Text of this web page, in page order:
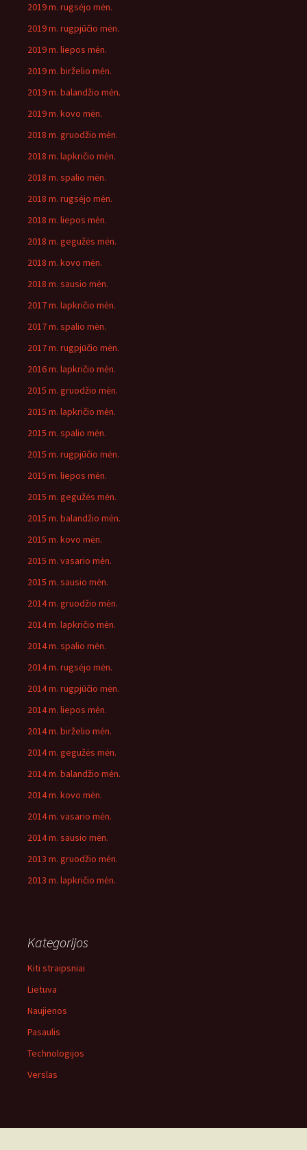
2019 m. rugsėjo mėn.
2019 m. rugpjūčio mėn.
2019 m. liepos mėn.
2019 m. birželio mėn.
2019 m. balandžio mėn.
2019 m. kovo mėn.
2018 m. gruodžio mėn.
2018 m. lapkričio mėn.
2018 m. spalio mėn.
2018 m. rugsėjo mėn.
2018 m. liepos mėn.
2018 m. gegužės mėn.
2018 m. kovo mėn.
2018 m. sausio mėn.
2017 m. lapkričio mėn.
2017 m. spalio mėn.
2017 m. rugpjūčio mėn.
2016 m. lapkričio mėn.
2015 m. gruodžio mėn.
2015 m. lapkričio mėn.
2015 m. spalio mėn.
2015 m. rugpjūčio mėn.
2015 m. liepos mėn.
2015 m. gegužės mėn.
2015 m. balandžio mėn.
2015 m. kovo mėn.
2015 m. vasario mėn.
2015 m. sausio mėn.
2014 m. gruodžio mėn.
2014 m. lapkričio mėn.
2014 m. spalio mėn.
2014 m. rugsėjo mėn.
2014 m. rugpjūčio mėn.
2014 m. liepos mėn.
2014 m. birželio mėn.
2014 m. gegužės mėn.
2014 m. balandžio mėn.
2014 m. kovo mėn.
2014 m. vasario mėn.
2014 m. sausio mėn.
2013 m. gruodžio mėn.
2013 m. lapkričio mėn.
Kategorijos
Kiti straipsniai
Lietuva
Naujienos
Pasaulis
Technologijos
Verslas